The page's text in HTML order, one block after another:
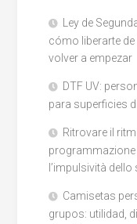
Ley de
cómo liberarte
volver a empezar
DTF UV:
para superficies
Ritrovare il
programmazione
l’impulsività
Camisetas
grupos: utilidad,